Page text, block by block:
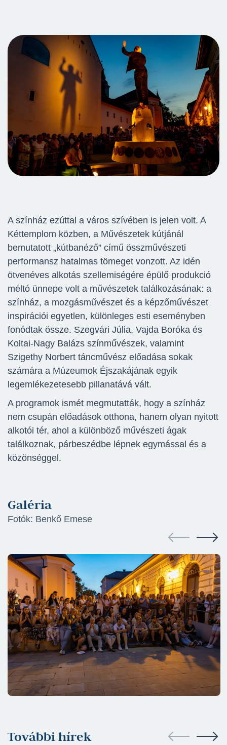
A színház ezúttal a város szívében is jelen volt. A
Kéttemplom közben, a Művészetek kútjánál
bemutatott „kútbanéző” című összművészeti
performansz hatalmas tömeget vonzott. Az idén
ötvenéves alkotás szellemiségére épülő produkció
méltó ünnepe volt a művészetek találkozásának: a
színház, a mozgásművészet és a képzőművészet
inspirációi egyetlen, különleges esti eseményben
fonódtak össze. Szegvári Júlia, Vajda Boróka és
Koltai-Nagy Balázs színművészek, valamint
Szigethy Norbert táncművész előadása sokak
számára a Múzeumok Éjszakájának egyik
legemlékezetesebb pillanatává vált.
A programok ismét megmutatták, hogy a színház
nem csupán előadások otthona, hanem olyan nyitott
alkotói tér, ahol a különböző művészeti ágak
találkoznak, párbeszédbe lépnek egymással és a
közönséggel.
Galéria
Fotók: Benkő Emese
További hírek